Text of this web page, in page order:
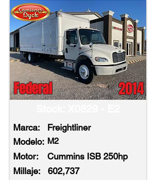
Federal 2014
Marca:
Freightliner
Modelo: M2
Motor:
Cummins ISB 250hp
Millaje:
602,737